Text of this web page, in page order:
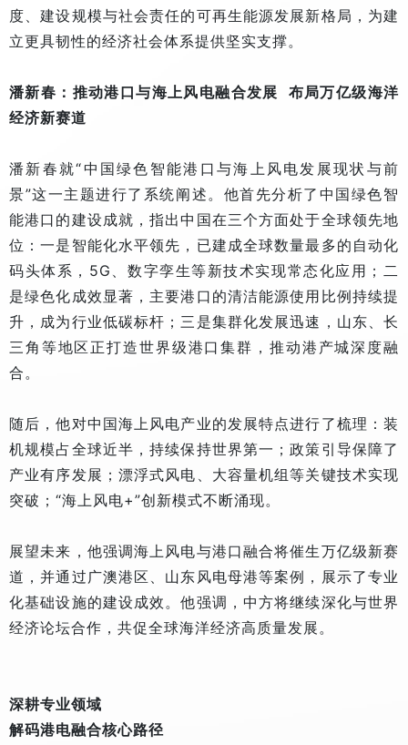
度、建设规模与社会责任的可再生能源发展新格局，为建
立更具韧性的经济社会体系提供坚实支撑。
潘新春：推动港口与海上风电融合发展 布局万亿级海洋
经济新赛道
潘新春就“中国绿色智能港口与海上风电发展现状与前
景”这一主题进行了系统阐述。他首先分析了中国绿色智
能港口的建设成就，指出中国在三个方面处于全球领先地
位：一是智能化水平领先，已建成全球数量最多的自动化
码头体系，5G、数字孪生等新技术实现常态化应用；二
是绿色化成效显著，主要港口的清洁能源使用比例持续提
升，成为行业低碳标杆；三是集群化发展迅速，山东、长
三角等地区正打造世界级港口集群，推动港产城深度融
合。
随后，他对中国海上风电产业的发展特点进行了梳理：装
机规模占全球近半，持续保持世界第一；政策引导保障了
产业有序发展；漂浮式风电、大容量机组等关键技术实现
突破；“海上风电+”创新模式不断涌现。
展望未来，他强调海上风电与港口融合将催生万亿级新赛
道，并通过广澳港区、山东风电母港等案例，展示了专业
化基础设施的建设成效。他强调，中方将继续深化与世界
经济论坛合作，共促全球海洋经济高质量发展。
深耕专业领域
解码港电融合核心路径